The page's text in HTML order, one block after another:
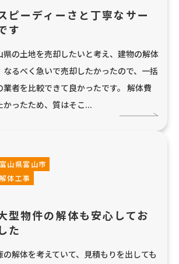
ピーディーさと丁寧なサー
す
県の土地を売却したいと考え、建物の解体
なるべく急いで売却したかったので、一括
業者を比較できて良かったです。 解体費
かったため、質はそこ...
富山県富山市
解体工事
型物件の解体も安心してお
た
解体を考えていて、見積もりを出しても